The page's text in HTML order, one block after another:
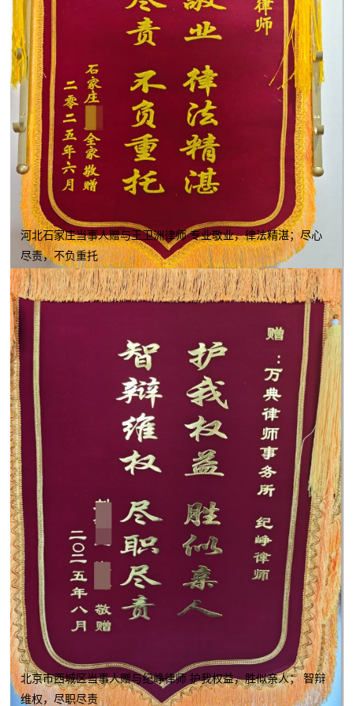
河北石家庄当事人赠与王卫洲律师 专业敬业，律法精湛；尽心
尽责，不负重托
北京市西城区当事人赠与纪峥律师 护我权益，胜似亲人； 智辩
维权，尽职尽责